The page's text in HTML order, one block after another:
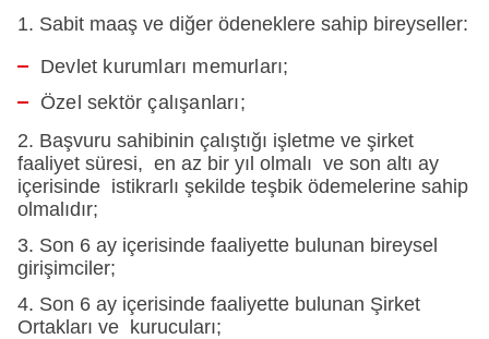
1. Sabit maaş ve diğer ödeneklere sahip bireyseller:
Devlet kurumları memurları;
Özel sektör çalışanları;
2. Başvuru sahibinin çalıştığı işletme ve şirket
faaliyet süresi, en az bir yıl olmalı ve son altı ay
içerisinde istikrarlı şekilde teşbik ödemelerine sahip
olmalıdır;
3. Son 6 ay içerisinde faaliyette bulunan bireysel
girişimciler;
4. Son 6 ay içerisinde faaliyette bulunan Şirket
Ortakları ve kurucuları;